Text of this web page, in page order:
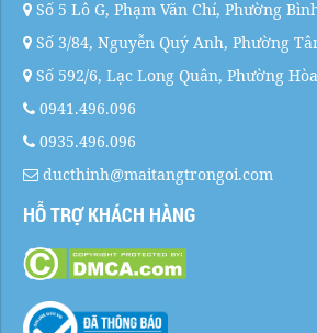
Số 5 Lô G, Phạm Văn Chí, Phường
Số 3/84, Nguyễn Quý Anh, Phường
Số 592/6, Lạc Long Quân, Phường
0941.496.096
0935.496.096
ducthinh@maitangtrongoi.com
HỖ TRỢ KHÁCH HÀNG